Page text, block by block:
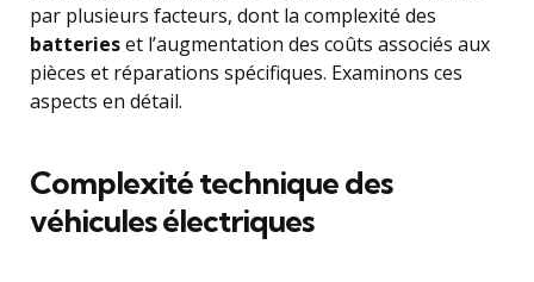
par plusieurs facteurs, dont la complexité des
batterieset l’augmentation des coûts associés aux
pièces et réparations spécifiques. Examinons ces
aspects en détail.
Complexité technique des
véhicules électriques